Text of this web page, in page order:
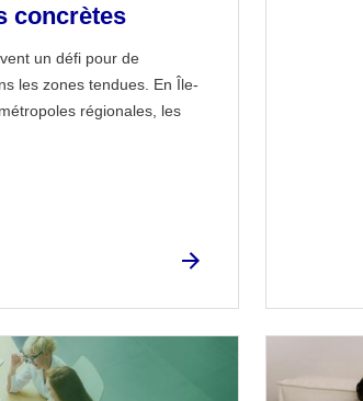
concrètes
un défi pour de
les zones tendues. En Île-
régionales, les